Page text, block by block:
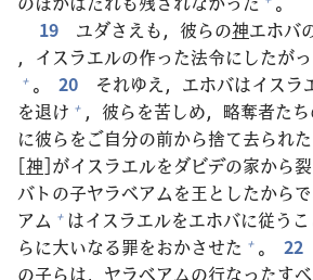
19
ユダさえも， 彼らの神エホバ
，イスラエルの作った法令にしたが
+ 。 20 それゆえ，エホバはイスラ
を退け + ， 彼らを苦しめ， 略奪者た
に彼らをご自分の前から捨て去られた
[神]がイスラエルをダビデの家から裂
バトの子ヤラベアムを王 としたからで
アム + はイスラエルをエホバに従う
らに大いなる罪をおかさせた + 。 22
の子らは，ヤラベアムの行なったす